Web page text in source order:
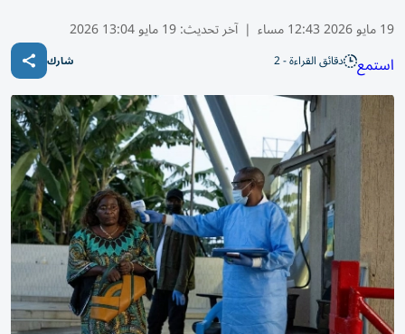
19 مايو 2026 12:43 مساء | آخر تحديث:19 مايو 13:04 2026
استمع دقائق القراءة - 2 شارك